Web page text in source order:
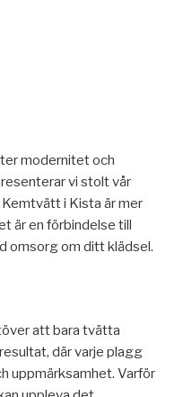
modernitet och
vi stolt vår
i Kista är mer
är en förbindelse till
omsorg om ditt klädsel.
att bara tvätta
där varje plagg
uppmärksamhet. Varför